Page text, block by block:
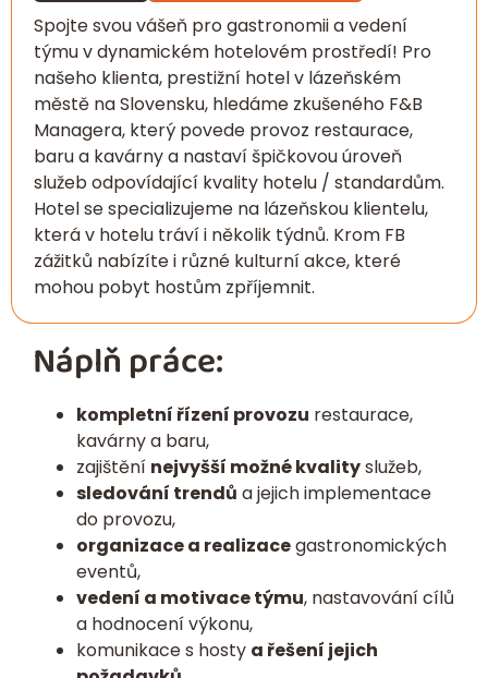
Spojte svou vášeň pro gastronomii a vedení
týmu v dynamickém hotelovém prostředí! Pro
našeho klienta, prestižní hotel v lázeňském
městě na Slovensku, hledáme zkušeného F&B
Managera, který povede provoz restaurace,
baru a kavárny a nastaví špičkovou úroveň
služeb odpovídající kvality hotelu / standardům.
Hotel se specializujeme na lázeňskou klientelu,
která v hotelu tráví i několik týdnů. Krom FB
zážitků nabízíte i různé kulturní akce, které
mohou pobyt hostům zpříjemnit.
Náplň práce:
kompletní řízení provozu restaurace,
kavárny a baru,
zajištění nejvyšší možné kvalityslužeb,
sledování trendů a jejich implementace
do provozu,
organizace a realizacegastronomických
eventů,
vedení a motivace týmu, nastavování cílů
a hodnocení výkonu,
komunikace s hosty a řešení jejich